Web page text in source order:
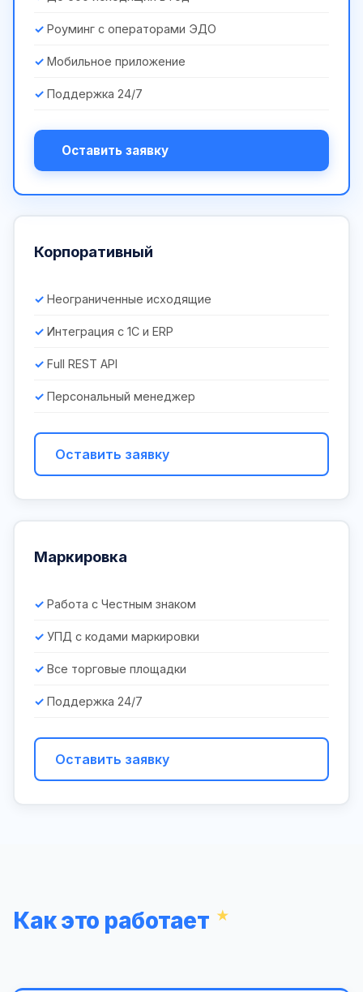
Роуминг с операторами ЭДО
Мобильное приложение
Поддержка 24/7
Оставить заявку
Корпоративный
Неограниченные исходящие
Интеграция с 1С и ERP
Full REST API
Персональный менеджер
Оставить заявку
Маркировка
Работа с Честным знаком
УПД с кодами маркировки
Все торговые площадки
Поддержка 24/7
Оставить заявку
Как это работает